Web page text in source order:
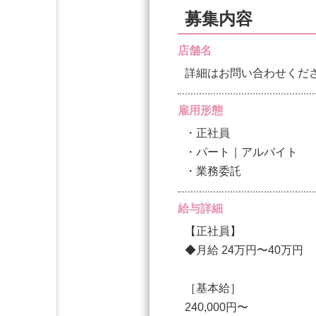
募集内容
店舗名
詳細はお問い合わせくだ
雇用形態
・正社員
・パート｜アルバイト
・業務委託
給与詳細
【正社員】
◆月給 24万円〜40万円
［基本給］
240,000円〜